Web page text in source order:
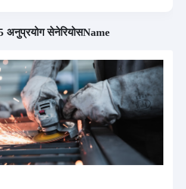
सेनेरियोसName